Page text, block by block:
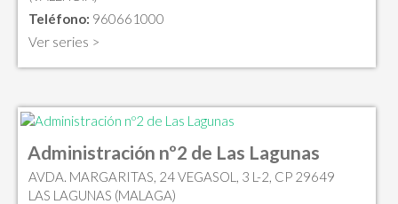
Teléfono: 960661000
Ver series >
Administración nº2 de Las Lagunas
AVDA. MARGARITAS, 24 VEGASOL, 3 L-2, CP 29649
LAS LAGUNAS (MALAGA)